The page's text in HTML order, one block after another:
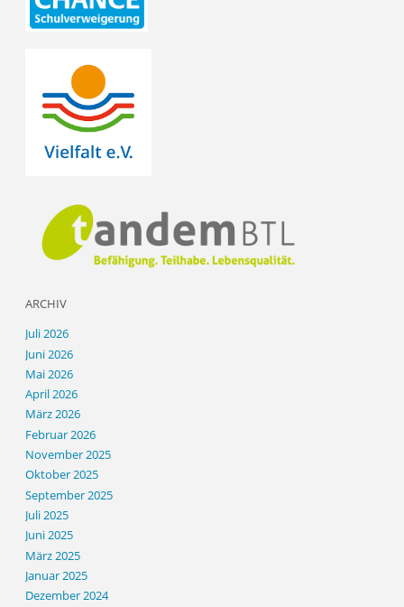
ARCHIV
Juli 2026
Juni 2026
Mai 2026
April 2026
März 2026
Februar 2026
November 2025
Oktober 2025
September 2025
Juli 2025
Juni 2025
März 2025
Januar 2025
Dezember 2024